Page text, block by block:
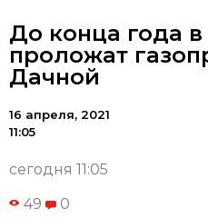
До конца года в
проложат
Дачной
16 апреля, 2021
11:05
сегодня 11:05
49 0